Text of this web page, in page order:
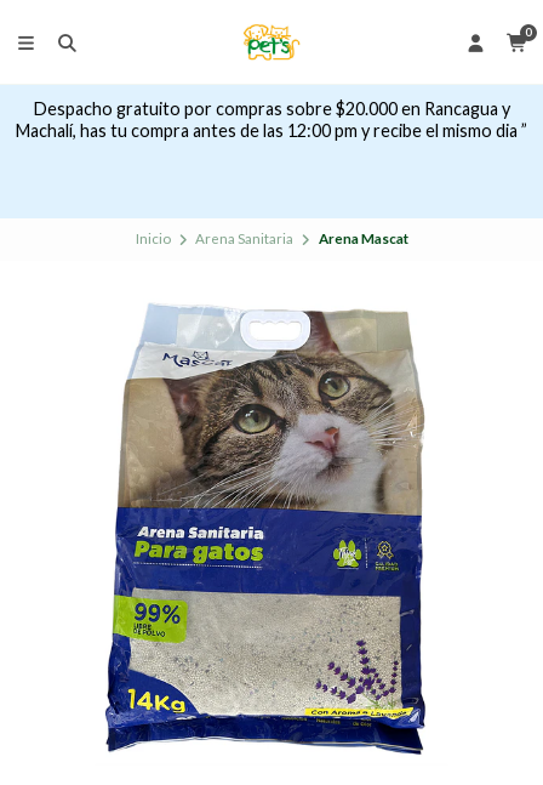
0
Despacho gratuito por compras sobre $20.000 en Rancagua y
Machalí, has tu compra antes de las 12:00 pm y recibe el mismo dia ”
Inicio Arena Sanitaria Arena Mascat